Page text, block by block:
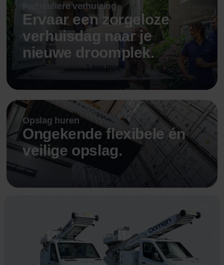
Particuliere verhuizing
Ervaar een zorgeloze
verhuisdag naar je
nieuwe droomplek.
Lees meer
Opslag huren
Ongekende flexibele én
veilige opslag.
Lees meer